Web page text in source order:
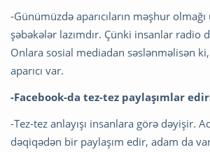
-Günümüzdə aparıcıların məşhur
şəbəkələr lazımdır. Çünki insanlar radio
Onlara sosial mediadan səslənməlisən
aparıcı var.
-Facebook-da tez-tez paylaşımlar
-Tez-tez anlayışı insanlara görə dəyişir.
dəqiqədən bir paylaşım edir, adam da